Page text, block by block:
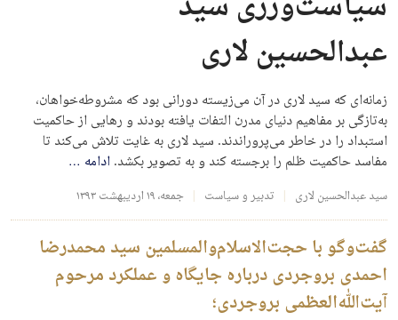
عبدالحسین لاری
زمانه‌ای که سید لاری در آن می‌زیسته دورانی بود که مشروطه‌خواهان،
به‌تازگی بر مفاهیم دنیای مدرن التفات یافته بودند و رهایی از حاکمیت
استبداد را در خاطر می‌پروراندند. سید لاری به غایت تلاش می‌کند تا
مفاسد حاکمیت ظلم را برجسته کند و به تصویر بکشد.ادامه …
سید عبدالحسین لاری تدبیر و سیاست جمعه، ۱۹ اردیبهشت ۱۳۹۳
گفت‌وگو با حجت‌الاسلام‌والمسلمین سید محمدرضا
احمدی بروجردی درباره جایگاه و عملکرد مرحوم
آیت‌الله‌العظمی بروجردی؛